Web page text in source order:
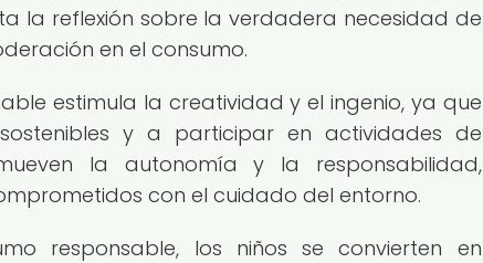
la reflexión sobre la verdadera necesidad de
en el consumo.
estimula la creatividad y el ingenio, ya que
y a participar en actividades de
la autonomía y la responsabilidad,
con el cuidado del entorno.
responsable, los niños se convierten en